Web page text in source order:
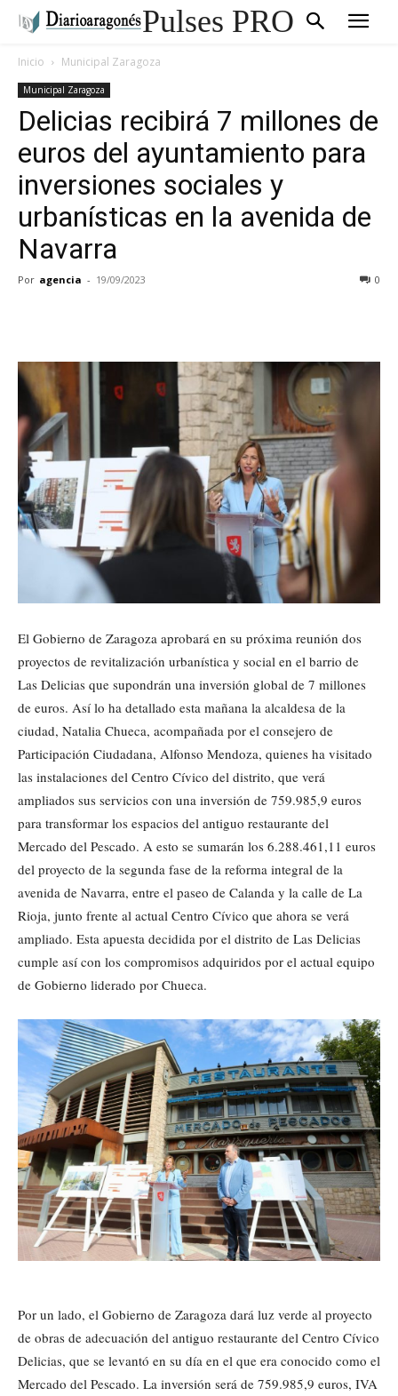
Pulses PRO
Inicio Municipal Zaragoza
Municipal Zaragoza
Delicias recibirá 7 millones de
euros del ayuntamiento para
inversiones sociales y
urbanísticas en la avenida de
Navarra
Por agencia - 19/09/2023 0
El Gobierno de Zaragoza aprobará en su próxima reunión dos
proyectos de revitalización urbanística y social en el barrio de
Las Delicias que supondrán una inversión global de 7 millones
de euros. Así lo ha detallado esta mañana la alcaldesa de la
ciudad, Natalia Chueca, acompañada por el consejero de
Participación Ciudadana, Alfonso Mendoza, quienes ha visitado
las instalaciones del Centro Cívico del distrito, que verá
ampliados sus servicios con una inversión de 759.985,9 euros
para transformar los espacios del antiguo restaurante del
Mercado del Pescado. A esto se sumarán los 6.288.461,11 euros
del proyecto de la segunda fase de la reforma integral de la
avenida de Navarra, entre el paseo de Calanda y la calle de La
Rioja, junto frente al actual Centro Cívico que ahora se verá
ampliado. Esta apuesta decidida por el distrito de Las Delicias
cumple así con los compromisos adquiridos por el actual equipo
de Gobierno liderado por Chueca.
Por un lado, el Gobierno de Zaragoza dará luz verde al proyecto
de obras de adecuación del antiguo restaurante del Centro Cívico
Delicias, que se levantó en su día en el que era conocido como el
Mercado del Pescado. La inversión será de 759.985,9 euros, IVA